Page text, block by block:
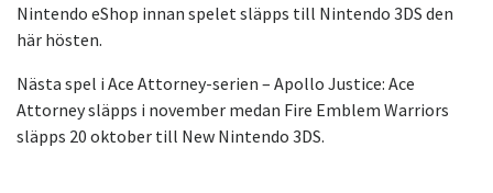
Nintendo eShop innan spelet släpps till Nintendo 3DS den
här hösten.
Nästa spel i Ace Attorney-serien – Apollo Justice: Ace
Attorney släpps i november medan Fire Emblem Warriors
släpps 20 oktober till New Nintendo 3DS.